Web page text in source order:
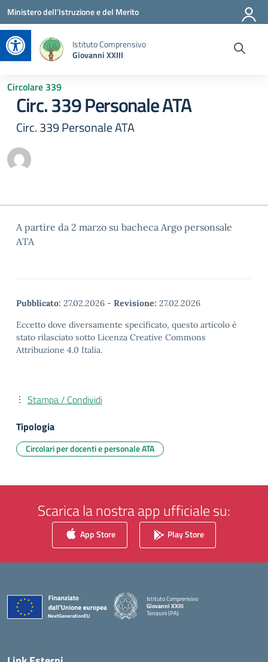
Apri la barra degli strumenti
Vai ai contenuti
Vai al menu di navigazione
Vai al footer
Ministero dell'Istruzione e del Merito
Istituto Comprensivo
Giovanni XXIII
Circolare 339
Circ. 339 Personale ATA
Circ. 339 Personale ATA
A partire da 2 marzo su bacheca Argo personsale
ATA
Pubblicato: 27.02.2026 - Revisione: 27.02.2026
Eccetto dove diversamente specificato, questo articolo è
stato rilasciato sotto Licenza Creative Commons
Attribuzione 4.0 Italia.
Stampa / Condividi
Tipologia
Circolari per docenti e personale ATA
Scarica la nostra app ufficiale su:
App Store Play Store
Istituto Comprensivo
Giovanni XXIII
Terrasini (PA)